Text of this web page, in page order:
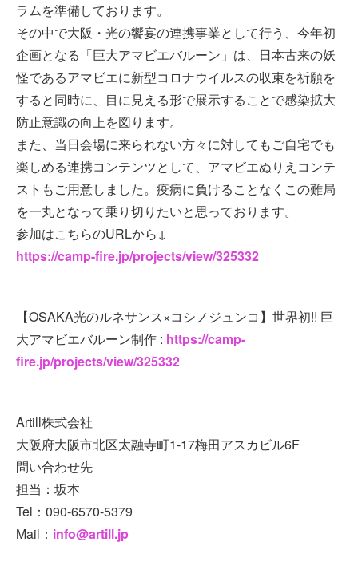
ラムを準備しております。
その中で大阪・光の饗宴の連携事業として行う、今年初
企画となる「巨大アマビエバルーン」は、日本古来の妖
怪であるアマビエに新型コロナウイルスの収束を祈願を
すると同時に、目に見える形で展示することで感染拡大
防止意識の向上を図ります。
また、当日会場に来られない方々に対してもご自宅でも
楽しめる連携コンテンツとして、アマビエぬりえコンテ
ストもご用意しました。疫病に負けることなくこの難局
を一丸となって乗り切りたいと思っております。
参加はこちらのURLから↓
https://camp-fire.jp/projects/view/325332
【OSAKA光のルネサンス×コシノジュンコ】世界初!! 巨
大アマビエバルーン制作 : https://camp-
fire.jp/projects/view/325332
Artill株式会社
大阪府大阪市北区太融寺町1-17梅田アスカビル6F
問い合わせ先
担当：坂本
Tel：090-6570-5379
Mail： info@artill.jp